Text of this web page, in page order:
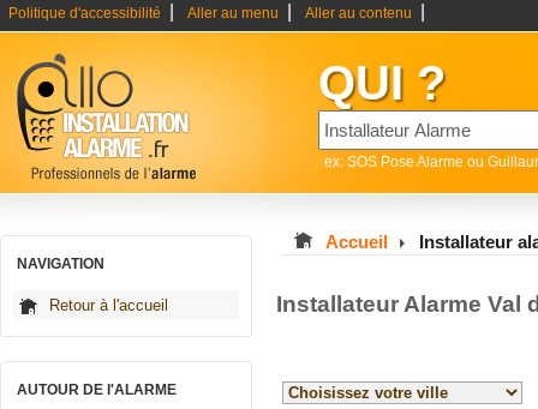
Politique d'accessibilité Aller au menu Aller au contenu
QUI ?
ex: SOS Pose Alarme ou
NAVIGATION
Retour à l'accueil
AUTOUR DE l'ALARME
Accueil Installateur
Installateur Alarme Val